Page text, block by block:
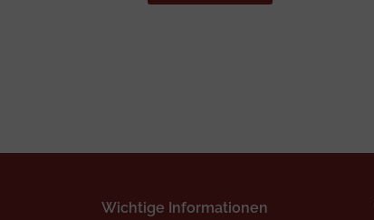
Wichtige Informationen